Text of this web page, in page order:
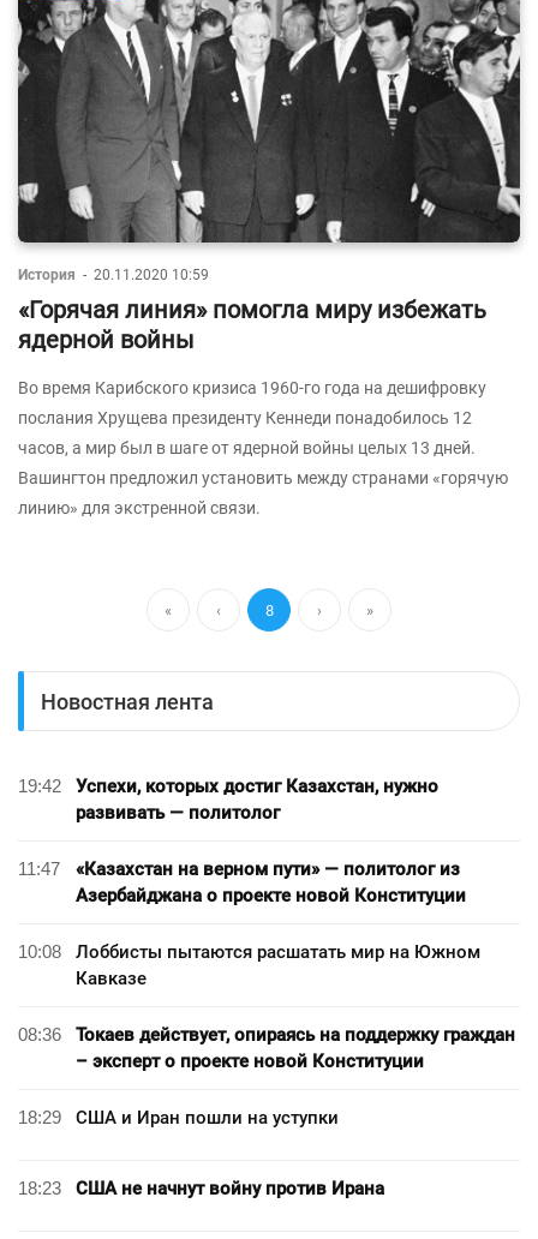
История - 20.11.2020 10:59
«Горячая линия» помогла миру избежать
ядерной войны
Во время Карибского кризиса 1960-го года на дешифровку
послания Хрущева президенту Кеннеди понадобилось 12
часов, а мир был в шаге от ядерной войны целых 13 дней.
Вашингтон предложил установить между странами «горячую
линию» для экстренной связи.
« ‹ 8 › »
Новостная лента
19:42
Успехи, которых достиг Казахстан, нужно
развивать — политолог
11:47
«Казахстан на верном пути» — политолог из
Азербайджана о проекте новой Конституции
10:08
Лоббисты пытаются расшатать мир на Южном
Кавказе
08:36
Токаев действует, опираясь на поддержку граждан
– эксперт о проекте новой Конституции
18:29 США и Иран пошли на уступки
18:23 США не начнут войну против Ирана